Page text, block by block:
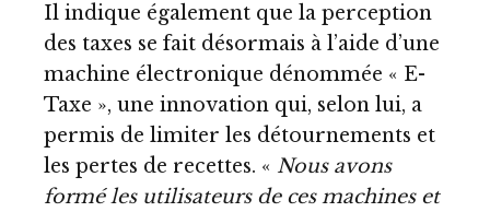
Il indique également que la perception
des taxes se fait désormais à l’aide d’une
machine électronique dénommée « E-
Taxe », une innovation qui, selon lui, a
permis de limiter les détournements et
les pertes de recettes. « Nous avons
formé les utilisateurs de ces machines et